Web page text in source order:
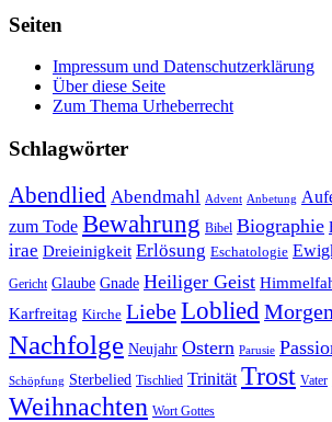
Seiten
Impressum und Datenschutzerklärung
Über diese Seite
Zum Thema Urheberrecht
Schlagwörter
Abendlied Abendmahl Advent Anbetung
zum Tode Bewahrung Bibel Biographie
irae Dreieinigkeit Erlösung Eschatologie
Gericht Glaube Gnade Heiliger Geist
Karfreitag Kirche LiebeLoblied
Nachfolge Neujahr Ostern Parusie
Schöpfung Sterbelied Tischlied Trinität Trost Vater
Weihnachten Wort Gottes